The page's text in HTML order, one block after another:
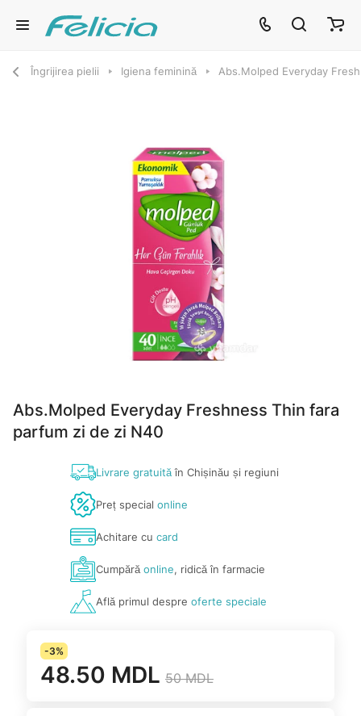
Îngrijirea pielii Igiena feminină Abs.Molped Everyday
Abs.Molped Everyday Freshness Thin fara
parfum zi de zi N40
Livrare gratuităîn Chișinău și regiuni
Preț special online
Achitare cu card
Cumpărăonline, ridică în farmacie
Află primul despre oferte speciale
-3%
48.50 MDL 50 MDL